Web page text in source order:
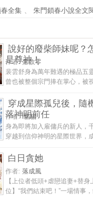
全集 、 朱門鎖春小說全文
說好的廢柴師妹呢？
是尊神！
作者:落款零
裴雲舒身為萬年難遇的極品五
曾也被整個宗門捧在掌心，被
穿成星際孤兒後，隨
落神明前任
作者:i貓貓
身為即將加入雇傭兵的新人，
穿越到信仰神明的星際世界，
白日貪她
作者: 落成風
【上位者低頭+虐戀追妻+替身
位】“我們結束吧！”一場情事